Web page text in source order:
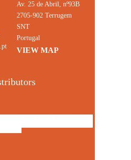
Av. 25 de Abril, nº93B
2705-902 Terrugem
SNT
Portugal
VIEW MAP